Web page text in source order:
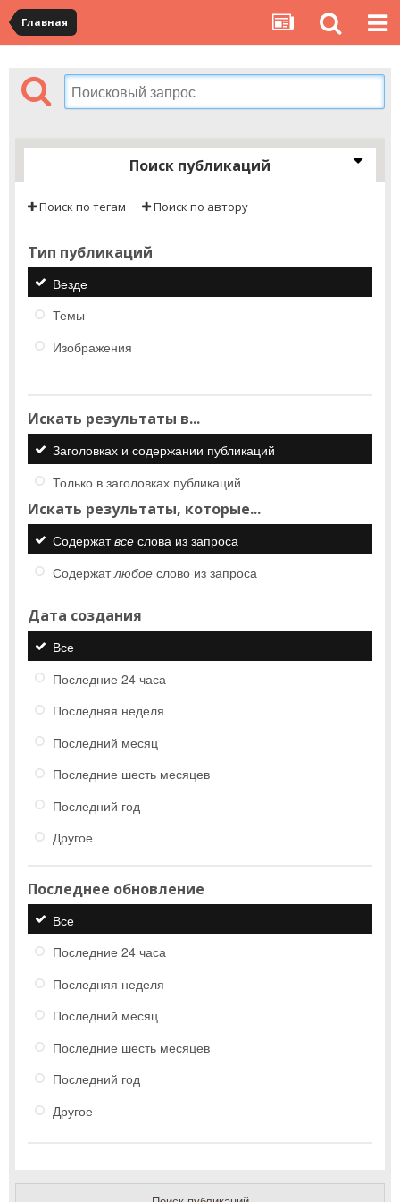
Главная
Поиск публикаций
Поиск по тегам Поиск по автору
Тип публикаций
Везде
Темы
Изображения
Искать результаты в...
Заголовках и содержании публикаций
Только в заголовках публикаций
Искать результаты, которые...
Содержатвсе слова из запроса
Содержатлюбое слово из запроса
Дата создания
Все
Последние 24 часа
Последняя неделя
Последний месяц
Последние шесть месяцев
Последний год
Другое
Последнее обновление
Все
Последние 24 часа
Последняя неделя
Последний месяц
Последние шесть месяцев
Последний год
Другое